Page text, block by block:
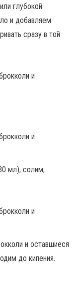
глубокой
и добавляем
сразу в той
мл), солим,
и оставшиеся
до кипения.